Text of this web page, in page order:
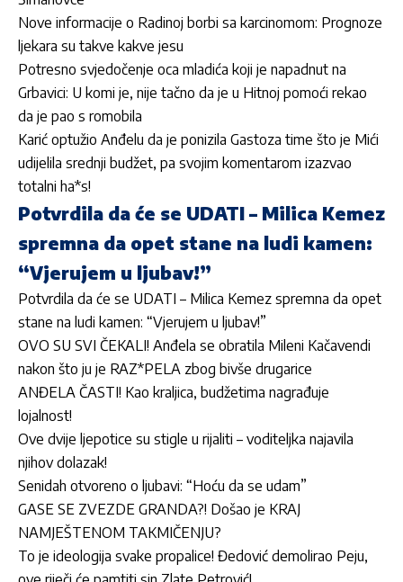
Nove informacije o Radinoj borbi sa karcinomom: Prognoze
ljekara su takve kakve jesu
Potresno svjedočenje oca mladića koji je napadnut na
Grbavici: U komi je, nije tačno da je u Hitnoj pomoći rekao
da je pao s romobila
Karić optužio Anđelu da je ponizila Gastoza time što je Mići
udijelila srednji budžet, pa svojim komentarom izazvao
totalni ha*s!
Potvrdila da će se UDATI – Milica Kemez
spremna da opet stane na ludi kamen:
“Vjerujem u ljubav!”
Potvrdila da će se UDATI – Milica Kemez spremna da opet
stane na ludi kamen: “Vjerujem u ljubav!”
OVO SU SVI ČEKALI! Anđela se obratila Mileni Kačavendi
nakon što ju je RAZ*PELA zbog bivše drugarice
ANĐELA ČASTI! Kao kraljica, budžetima nagrađuje
lojalnost!
Ove dvije ljepotice su stigle u rijaliti – voditeljka najavila
njihov dolazak!
Senidah otvoreno o ljubavi: “Hoću da se udam”
GASE SE ZVEZDE GRANDA?! Došao je KRAJ
NAMJEŠTENOM TAKMIČENJU?
To je ideologija svake propalice! Đedović demolirao Peju,